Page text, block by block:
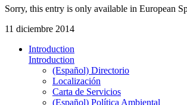
Sorry, this entry is only available in European
11 diciembre 2014
Introduction
Introduction
(Español) Directorio
Localización
Carta de Servicios
(Español) Política Ambiental